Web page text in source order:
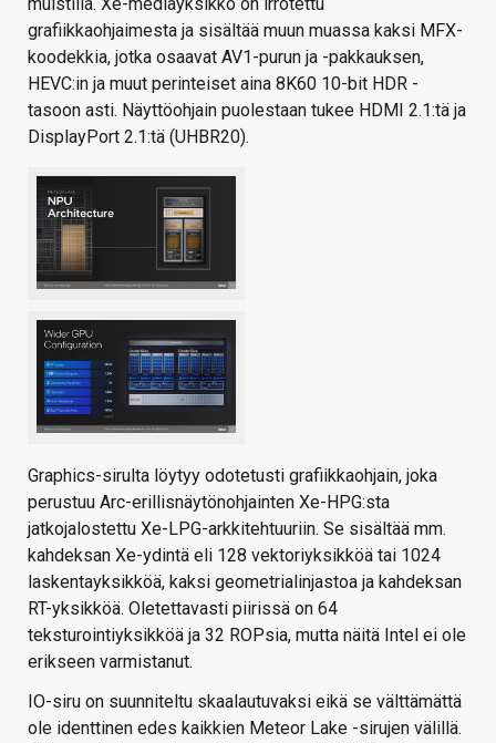
muistilla. Xe-mediayksikkö on irrotettu
grafiikkaohjaimesta ja sisältää muun muassa kaksi MFX-
koodekkia, jotka osaavat AV1-purun ja -pakkauksen,
HEVC:in ja muut perinteiset aina 8K60 10-bit HDR -
tasoon asti. Näyttöohjain puolestaan tukee HDMI 2.1:tä ja
DisplayPort 2.1:tä (UHBR20).
Graphics-sirulta löytyy odotetusti grafiikkaohjain, joka
perustuu Arc-erillisnäytönohjainten Xe-HPG:sta
jatkojalostettu Xe-LPG-arkkitehtuuriin. Se sisältää mm.
kahdeksan Xe-ydintä eli 128 vektoriyksikköä tai 1024
laskentayksikköä, kaksi geometrialinjastoa ja kahdeksan
RT-yksikköä. Oletettavasti piirissä on 64
teksturointiyksikköä ja 32 ROPsia, mutta näitä Intel ei ole
erikseen varmistanut.
IO-siru on suunniteltu skaalautuvaksi eikä se välttämättä
ole identtinen edes kaikkien Meteor Lake -sirujen välillä.